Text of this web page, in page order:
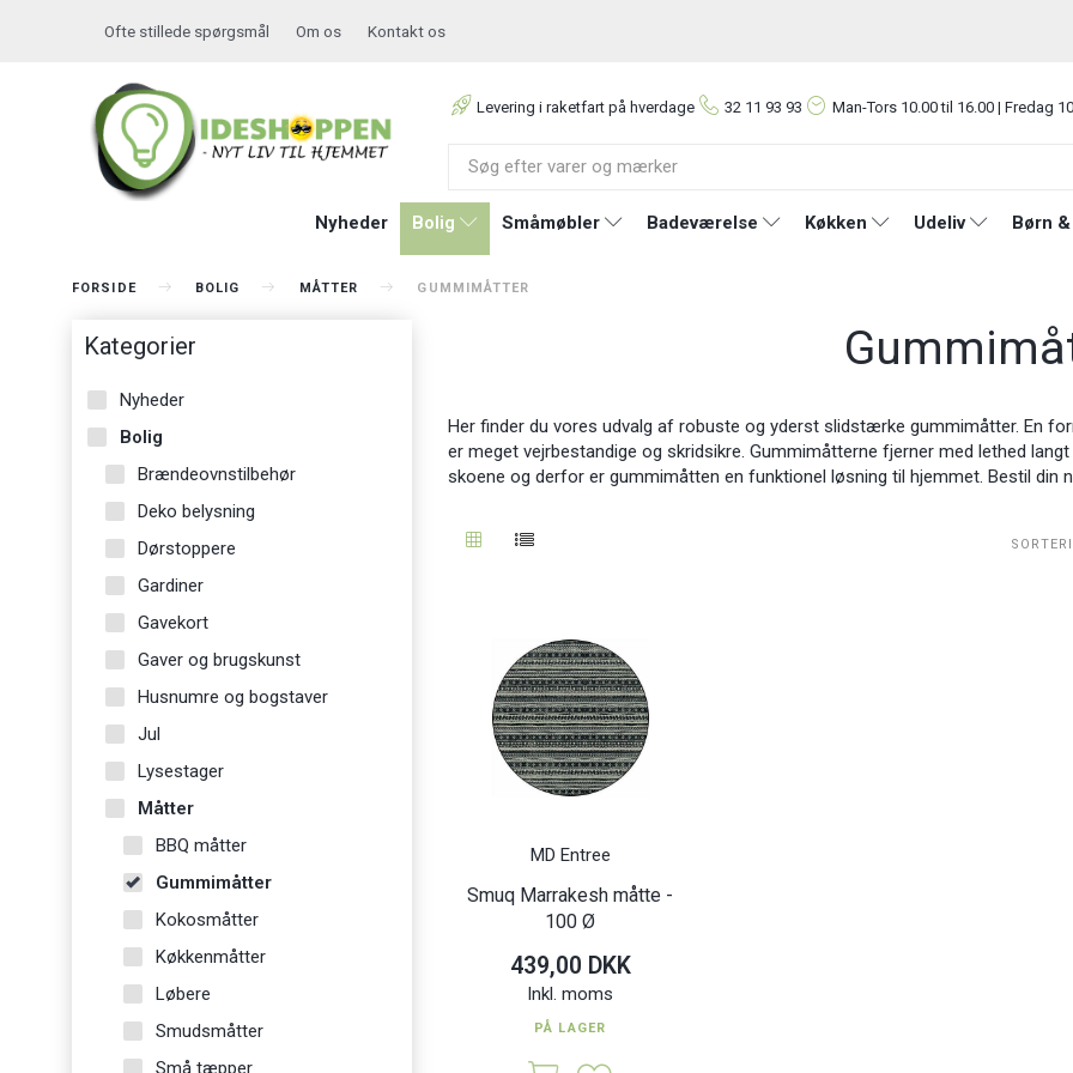
Ofte stillede spørgsmål Om os Kontakt os
Levering i raketfart på hverdage 32 11 93 93 Man-Tors 10.00 til 16.00 | Fredag
Nyheder Bolig Småmøbler Badeværelse Køkken Udeliv Børn
FORSIDE BOLIG MÅTTER GUMMIMÅTTER
Kategorier
Nyheder
Bolig
Brændeovnstilbehør
Deko belysning
Dørstoppere
Gardiner
Gavekort
Gaver og brugskunst
Husnumre og bogstaver
Jul
Lysestager
Måtter
BBQ måtter
Gummimåtter
Kokosmåtter
Køkkenmåtter
Løbere
Smudsmåtter
Små tæpper
Her finder du vores udvalg af robuste og yderst slidstærke gummimåtter. En
er meget vejrbestandige og skridsikre. Gummimåtterne fjerner med lethed
skoene og derfor er gummimåtten en funktionel løsning til hjemmet. Bestil din
MD Entree
Smuq Marrakesh måtte -
100 Ø
439,00 DKK
Inkl. moms
PÅ LAGER